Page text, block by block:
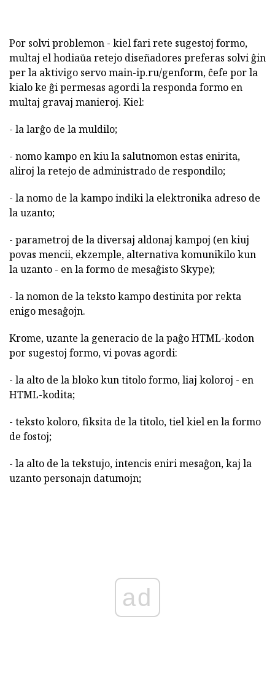
Por solvi problemon - kiel fari rete sugestoj formo,
multaj el hodiaŭa retejo diseñadores preferas solvi ĝin
per la aktivigo servo main-ip.ru/genform, ĉefe por la
kialo ke ĝi permesas agordi la responda formo en
multaj gravaj manieroj. Kiel:
- la larĝo de la muldilo;
- nomo kampo en kiu la salutnomon estas enirita,
aliroj la retejo de administrado de respondilo;
- la nomo de la kampo indiki la elektronika adreso de
la uzanto;
- parametroj de la diversaj aldonaj kampoj (en kiuj
povas mencii, ekzemple, alternativa komunikilo kun
la uzanto - en la formo de mesaĝisto Skype);
- la nomon de la teksto kampo destinita por rekta
enigo mesaĝojn.
Krome, uzante la generacio de la paĝo HTML-kodon
por sugestoj formo, vi povas agordi:
- la alto de la bloko kun titolo formo, liaj koloroj - en
HTML-kodita;
- teksto koloro, fiksita de la titolo, tiel kiel en la formo
de fostoj;
- la alto de la tekstujo, intencis eniri mesaĝon, kaj la
uzanto personajn datumojn;
ad